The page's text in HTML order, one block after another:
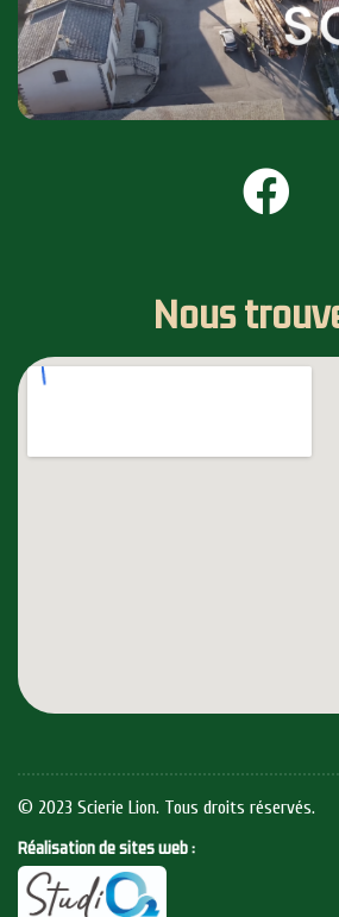
Nous
© 2023 Scierie Lion. Tous droits réservés.
Réalisation de sites web :